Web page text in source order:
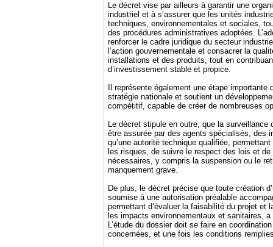
Le décret vise par ailleurs à garantir une
industriel et à s’assurer que les unités
techniques, environnementales et sociales,
des procédures administratives adoptées.
renforcer le cadre juridique du secteur
l’action gouvernementale et consacrer la
installations et des produits, tout en
d’investissement stable et propice.
Il représente également une étape
stratégie nationale et soutient un
compétitif, capable de créer de nombreuses
Le décret stipule en outre, que la
être assurée par des agents spécialisés, des
qu’une autorité technique qualifiée,
les risques, de suivre le respect des lois et
nécessaires, y compris la suspension ou le
manquement grave.
De plus, le décret précise que toute création
soumise à une autorisation préalable
permettant d’évaluer la faisabilité du projet et
les impacts environnementaux et sanitaires,
L’étude du dossier doit se faire en
concernées, et une fois les conditions